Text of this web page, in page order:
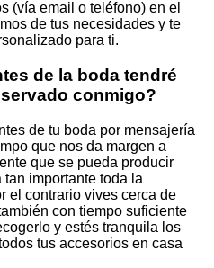
(vía email o teléfono) en el
de tus necesidades y te
para ti.
de la boda tendré
conmigo?
de tu boda por mensajería
que nos da margen a
que se pueda producir
importante toda la
el contrario vives cerca de
con tiempo suficiente
y estés tranquila los
tus accesorios en casa